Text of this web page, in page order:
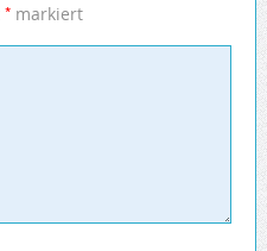
*markiert